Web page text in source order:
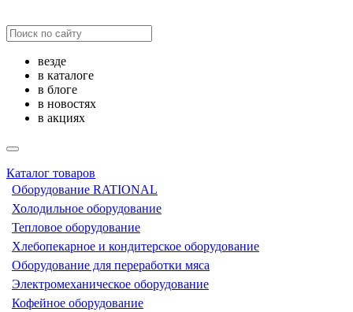
везде
в каталоге
в блоге
в новостях
в акциях
Каталог товаров
Оборудование RATIONAL
Холодильное оборудование
Тепловое оборудование
Хлебопекарное и кондитерское оборудование
Оборудование для переработки мяса
Электромеханическое оборудование
Кофейное оборудование